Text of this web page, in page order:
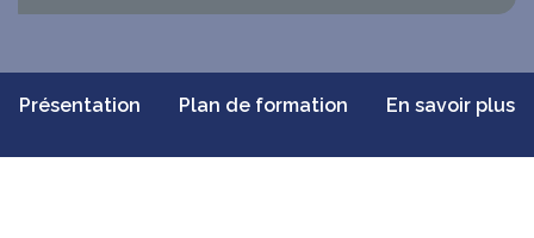
Présentation Plan de formation En savoir plus